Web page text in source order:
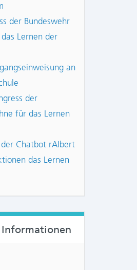
der Bundeswehr
Lernen der
an
der
für das Lernen
Chatbot rAIbert
das Lernen